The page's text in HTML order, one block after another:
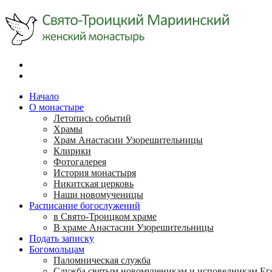
Начало
О монастыре
Летопись событий
Храмы
Храм Анастасии Узорешительницы
Клирики
Фотогалерея
История монастыря
Никитская церковь
Наши новомученицы
Расписание богослужений
в Свято-Троицком храме
В храме Анастасии Узорешительницы
Подать записку
Богомольцам
Паломническая служба